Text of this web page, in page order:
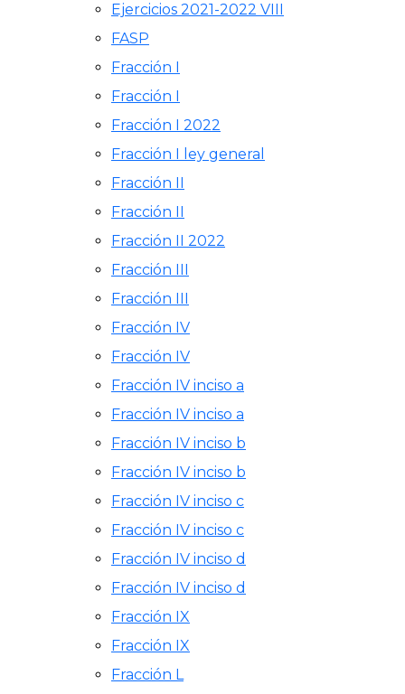
Ejercicios 2021-2022 VIII
FASP
Fracción I
Fracción I
Fracción I 2022
Fracción I ley general
Fracción II
Fracción II
Fracción II 2022
Fracción III
Fracción III
Fracción IV
Fracción IV
Fracción IV inciso a
Fracción IV inciso a
Fracción IV inciso b
Fracción IV inciso b
Fracción IV inciso c
Fracción IV inciso c
Fracción IV inciso d
Fracción IV inciso d
Fracción IX
Fracción IX
Fracción L